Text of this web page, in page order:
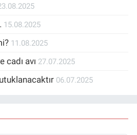
15.08.2025
11.08.2025
cadı avı 27.07.2025
06.07.2025